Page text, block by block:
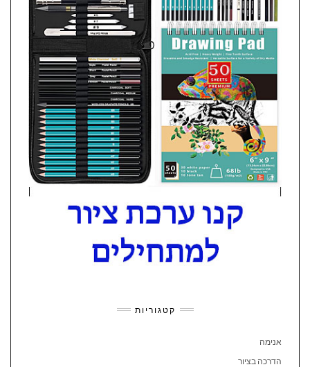
קטגוריות
אנימה
הדרכה בציור